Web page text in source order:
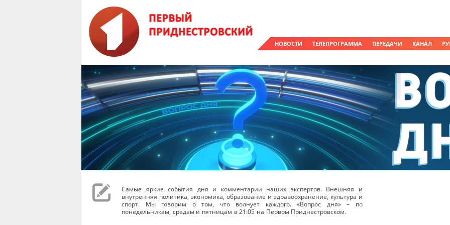
НОВОСТИ ТЕЛЕПРОГРАММА ПЕРЕДАЧИ КАНАЛ
Самые яркие события дня и комментарии наших экспертов. Внешняя и
внутренняя политика, экономика, образование и здравоохранение, культура и
спорт. Мы говорим о том, что волнует каждого. «Вопрос дня» – по
понедельникам, средам и пятницам в 21:05 на Первом Приднестровском.